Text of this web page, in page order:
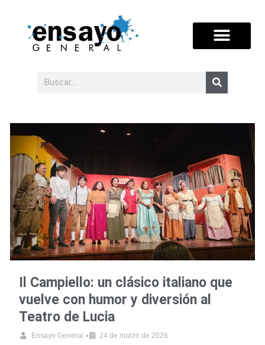
Il Campiello: un clásico italiano que
vuelve con humor y diversión al
Teatro de Lucia
Ensayo General • 24 de marzo de 2026